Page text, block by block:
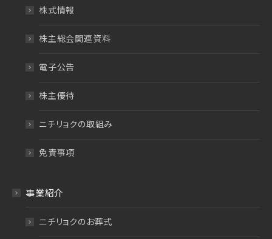
株式情報
株主総会関連資料
電子公告
株主優待
ニチリョクの取組み
免責事項
事業紹介
ニチリョクのお葬式